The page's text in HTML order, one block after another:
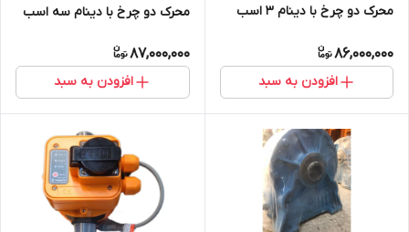
محرک دو چرخ با دینام 3 اسب
86,000,000
افزودن به سبد
محرک دو چرخ با دینام سه اسب
87,000,000
افزودن به سبد